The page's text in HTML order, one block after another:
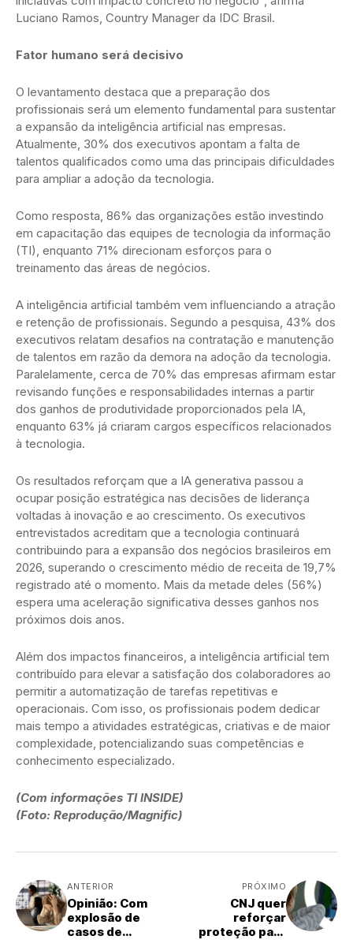
Luciano Ramos, Country Manager da IDC Brasil.
Fator humano será decisivo
O levantamento destaca que a preparação dos
profissionais será um elemento fundamental para sustentar
a expansão da inteligência artificial nas empresas.
Atualmente, 30% dos executivos apontam a falta de
talentos qualificados como uma das principais dificuldades
para ampliar a adoção da tecnologia.
Como resposta, 86% das organizações estão investindo
em capacitação das equipes de tecnologia da informação
(TI), enquanto 71% direcionam esforços para o
treinamento das áreas de negócios.
A inteligência artificial também vem influenciando a atração
e retenção de profissionais. Segundo a pesquisa, 43% dos
executivos relatam desafios na contratação e manutenção
de talentos em razão da demora na adoção da tecnologia.
Paralelamente, cerca de 70% das empresas afirmam estar
revisando funções e responsabilidades internas a partir
dos ganhos de produtividade proporcionados pela IA,
enquanto 63% já criaram cargos específicos relacionados
à tecnologia.
Os resultados reforçam que a IA generativa passou a
ocupar posição estratégica nas decisões de liderança
voltadas à inovação e ao crescimento. Os executivos
entrevistados acreditam que a tecnologia continuará
contribuindo para a expansão dos negócios brasileiros em
2026, superando o crescimento médio de receita de 19,7%
registrado até o momento. Mais da metade deles (56%)
espera uma aceleração significativa desses ganhos nos
próximos dois anos.
Além dos impactos financeiros, a inteligência artificial tem
contribuído para elevar a satisfação dos colaboradores ao
permitir a automatização de tarefas repetitivas e
operacionais. Com isso, os profissionais podem dedicar
mais tempo a atividades estratégicas, criativas e de maior
complexidade, potencializando suas competências e
conhecimento especializado.
(Com informações TI INSIDE)
(Foto: Reprodução/Magnific)
ANTERIOR
Opinião: Com
explosão de
casos de
PRÓXIMO
CNJ quer
reforçar
proteção para